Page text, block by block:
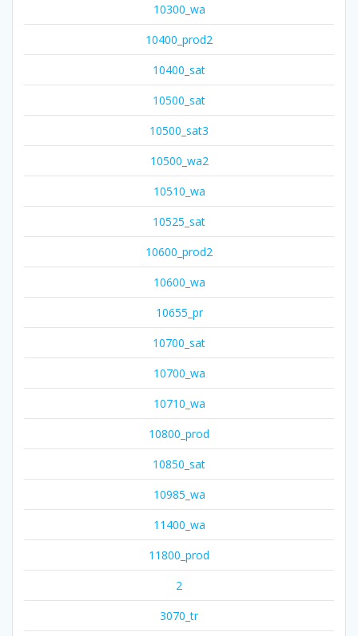
10300_wa
10400_prod2
10400_sat
10500_sat
10500_sat3
10500_wa2
10510_wa
10525_sat
10600_prod2
10600_wa
10655_pr
10700_sat
10700_wa
10710_wa
10800_prod
10850_sat
10985_wa
11400_wa
11800_prod
2
3070_tr